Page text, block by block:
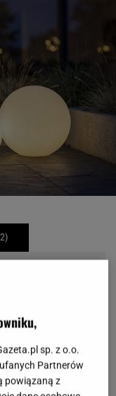
sp. z o.o.
Partnerów
powiązaną z